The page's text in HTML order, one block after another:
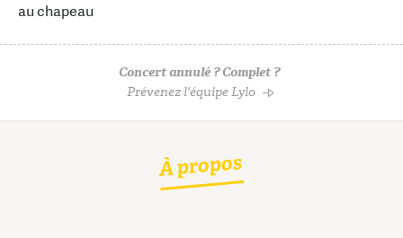
au chapeau
Concert annulé ? Complet ?
Prévenez l'équipe Lylo
À propos